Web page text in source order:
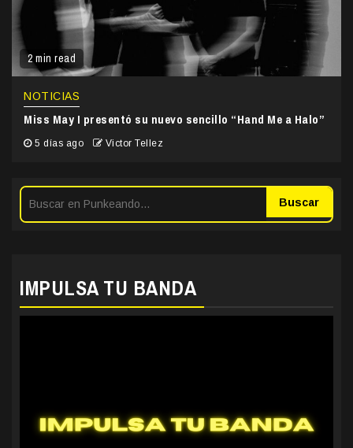
2 min read
NOTICIAS
Miss May I presentó su nuevo sencillo “Hand Me a Halo”
5 días ago Victor Tellez
Buscar
IMPULSA TU BANDA